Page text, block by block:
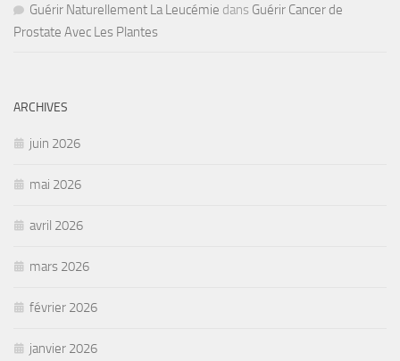
Guérir Naturellement La Leucémie dans Guérir Cancer de
Prostate Avec Les Plantes
ARCHIVES
juin 2026
mai 2026
avril 2026
mars 2026
février 2026
janvier 2026